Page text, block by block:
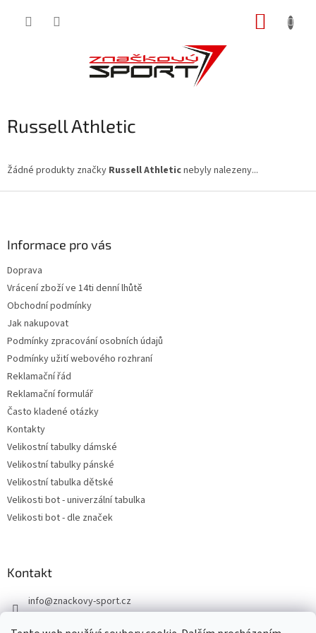
Russell Athletic
Žádné produkty značky Russell Athleticnebyly nalezeny...
Informace pro vás
Doprava
Vrácení zboží ve 14ti denní lhůtě
Obchodní podmínky
Jak nakupovat
Podmínky zpracování osobních údajů
Podmínky užití webového rozhraní
Reklamační řád
Reklamační formulář
Často kladené otázky
Kontakty
Velikostní tabulky dámské
Velikostní tabulky pánské
Velikostní tabulka dětské
Velikosti bot - univerzální tabulka
Velikosti bot - dle značek
Kontakt
info@znackovy-sport.cz